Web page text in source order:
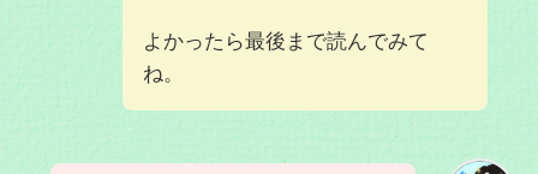
よかったら最後まで読んでみて
ね。